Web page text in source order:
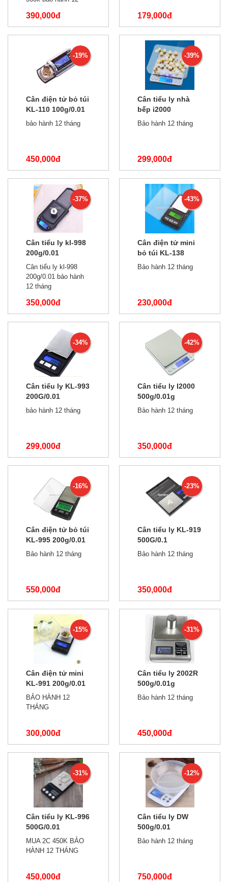
390,000đ
500,000đ
179,000đ
350,000đ
-19%
Cân điện tử bỏ túi
KL-110 100g/0.01
bảo hành 12 tháng
450,000đ
550,000đ
-39%
Cân tiểu ly nhà
bếp i2000
1kg/0.1g
Bảo hành 12 tháng
299,000đ
490,000đ
-37%
Cân tiểu ly kl-998
200g/0.01
Cân tiểu ly kl-998
200g/0.01 bảo hành
12 tháng
350,000đ
550,000đ
-43%
Cân điện tử mini
bỏ túi KL-138
100g/0.01
Bảo hành 12 tháng
230,000đ
400,000đ
-34%
Cân tiểu ly KL-993
200G/0.01
bảo hành 12 tháng
299,000đ
450,000đ
-42%
Cân tiểu ly I2000
500g/0.01g
Bảo hành 12 tháng
350,000đ
600,000đ
-16%
Cân điện tử bỏ túi
KL-995 200g/0.01
Bảo hành 12 tháng
550,000đ
650,000đ
-23%
Cân tiểu ly KL-919
500G/0.1
Bảo hành 12 tháng
350,000đ
450,000đ
-15%
Cân điện tử mini
KL-991 200g/0.01
BẢO HÀNH 12
THÁNG
300,000đ
350,000đ
-31%
Cân tiểu ly 2002R
500g/0.01g
Bảo hành 12 tháng
450,000đ
650,000đ
-31%
Cân tiểu ly KL-996
500G/0.01
MUA 2C 450K BẢO
HÀNH 12 THÁNG
450,000đ
-12%
Cân tiểu ly DW
500g/0.01
Bảo hành 12 tháng
750,000đ